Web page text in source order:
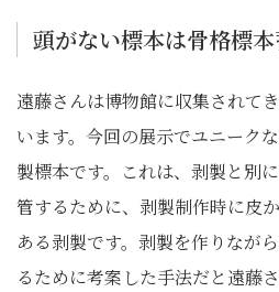
頭がない標本は骨格標
遠藤さんは博物館に収集されて
います。今回の展示でユニーク
製標本です。これは、剥製と別
管するために、剥製制作時に皮
ある剥製です。剥製を作りなが
るために考案した手法だと遠藤さ